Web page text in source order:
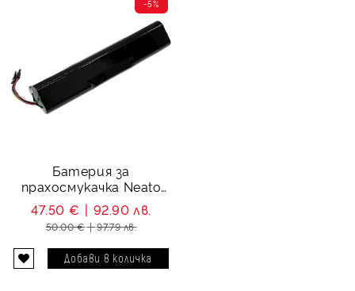
Батерия за
прахосмукачка Neato
4INR19/65-2 - 14.4V
4200 mAh
-5%
47.50 € 92.90 лв.
50.00 € 97.79 лв.